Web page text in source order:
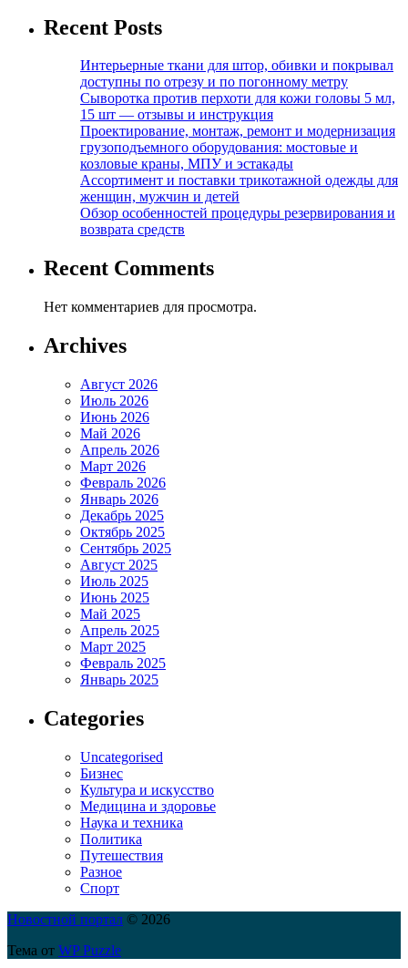
Recent Posts
Интерьерные ткани для штор, обивки и покрывал
доступны по отрезу и по погонному метру
Сыворотка против перхоти для кожи головы 5 мл,
15 шт — отзывы и инструкция
Проектирование, монтаж, ремонт и модернизация
грузоподъемного оборудования: мостовые и
козловые краны, МПУ и эстакады
Ассортимент и поставки трикотажной одежды для
женщин, мужчин и детей
Обзор особенностей процедуры резервирования и
возврата средств
Recent Comments
Нет комментариев для просмотра.
Archives
Август 2026
Июль 2026
Июнь 2026
Май 2026
Апрель 2026
Март 2026
Февраль 2026
Январь 2026
Декабрь 2025
Октябрь 2025
Сентябрь 2025
Август 2025
Июль 2025
Июнь 2025
Май 2025
Апрель 2025
Март 2025
Февраль 2025
Январь 2025
Categories
Uncategorised
Бизнес
Культура и искусство
Медицина и здоровье
Наука и техника
Политика
Путешествия
Разное
Спорт
Новостной портал © 2026
Тема от WP Puzzle